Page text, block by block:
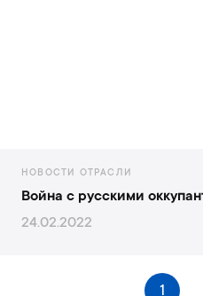
НОВОСТИ ОТРАСЛИ
Война с русскими
24.02.2022
1